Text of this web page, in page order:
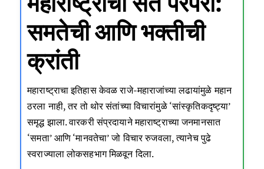
समतेची आणि भक्तीची
क्रांती
महाराष्ट्राचा इतिहास केवळ राजे-महाराजांच्या लढायांमुळे महान
ठरला नाही, तर तो थोर संतांच्या विचारांमुळे ‘सांस्कृतिकदृष्ट्या’
समृद्ध झाला. वारकरी संप्रदायाने महाराष्ट्राच्या जनमानसात
‘समता’ आणि ‘मानवतेचा’ जो विचार रुजवला, त्यानेच पुढे
स्वराज्याला लोकसहभाग मिळवून दिला.